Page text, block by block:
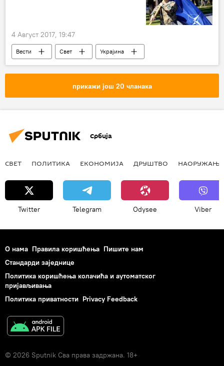
4 Август 2017, 19:47
Вести Свет
Украјина
НАТО
Европа
прикажи још 20 чланака
Србија
СВЕТ ПОЛИТИКА ЕКОНОМИЈА ДРУШТВО НАОРУЖАЊЕ
Twitter Telegram Odysee Viber
О нама Правила коришћења Пишите нам
Стандарди заједнице
Политика коришћења колачића и аутоматског
пријављивања
Политика приватности Privacy Feedback
© 2026 Sputnik Сва права задржана. 18+